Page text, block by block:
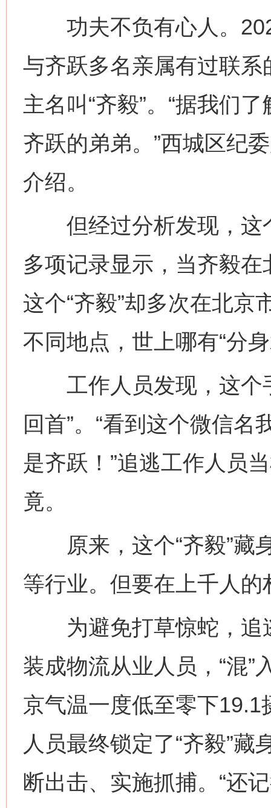
功夫不负有心人。
与齐跃多名亲属有过联
主名叫“齐毅”。“据我们
齐跃的弟弟。”西城区纪
介绍。
但经过分析发现，这
多项记录显示，当齐毅
这个“齐毅”却多次在北京
不同地点，世上哪有“分
工作人员发现，这个
回首”。“看到这个微信名
是齐跃！”追逃工作人员
竟。
原来，这个“齐毅”藏
等行业。但要在上千人
为避免打草惊蛇，追
装成物流从业人员，“混
京气温一度低至零下
人员最终锁定了“齐毅”
断出击、实施抓捕。“还